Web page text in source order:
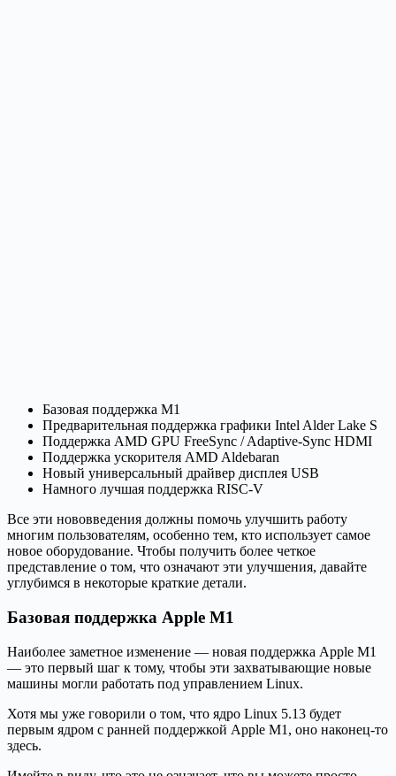
Базовая поддержка M1
Предварительная поддержка графики Intel Alder Lake S
Поддержка AMD GPU FreeSync / Adaptive-Sync HDMI
Поддержка ускорителя AMD Aldebaran
Новый универсальный драйвер дисплея USB
Намного лучшая поддержка RISC-V
Все эти нововведения должны помочь улучшить работу
многим пользователям, особенно тем, кто использует самое
новое оборудование. Чтобы получить более четкое
представление о том, что означают эти улучшения, давайте
углубимся в некоторые краткие детали.
Базовая поддержка Apple M1
Наиболее заметное изменение — новая поддержка Apple M1
— это первый шаг к тому, чтобы эти захватывающие новые
машины могли работать под управлением Linux.
Хотя мы уже говорили о том, что ядро Linux 5.13 будет
первым ядром с ранней поддержкой Apple M1, оно наконец-то
здесь.